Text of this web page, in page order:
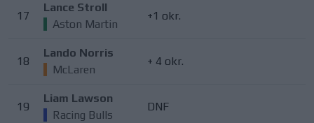
17
Lance Stroll
Aston Martin
+1 okr.
18
Lando Norris
McLaren
+ 4 okr.
19
Liam Lawson
Racing Bulls
DNF